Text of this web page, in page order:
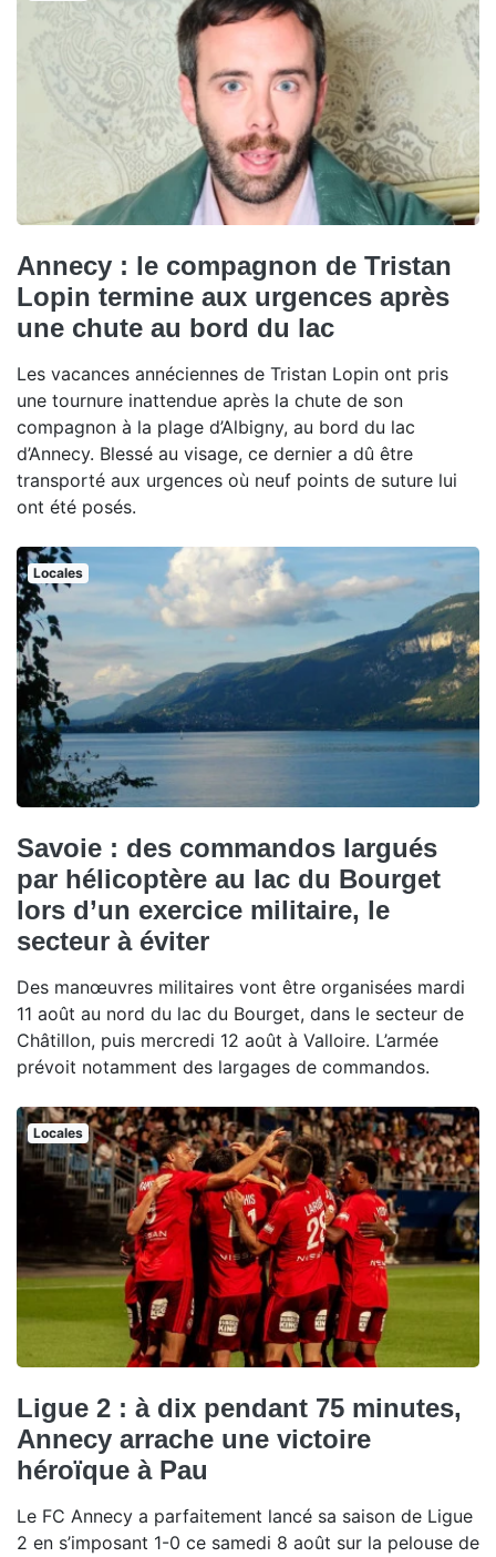
Annecy : le compagnon de Tristan
Lopin termine aux urgences après
une chute au bord du lac
Les vacances annéciennes de Tristan Lopin ont pris
une tournure inattendue après la chute de son
compagnon à la plage d’Albigny, au bord du lac
d’Annecy. Blessé au visage, ce dernier a dû être
transporté aux urgences où neuf points de suture lui
ont été posés.
Locales
Savoie : des commandos largués
par hélicoptère au lac du Bourget
lors d’un exercice militaire, le
secteur à éviter
Des manœuvres militaires vont être organisées mardi
11 août au nord du lac du Bourget, dans le secteur de
Châtillon, puis mercredi 12 août à Valloire. L’armée
prévoit notamment des largages de commandos.
Locales
Ligue 2 : à dix pendant 75 minutes,
Annecy arrache une victoire
héroïque à Pau
Le FC Annecy a parfaitement lancé sa saison de Ligue
2 en s’imposant 1-0 ce samedi 8 août sur la pelouse de